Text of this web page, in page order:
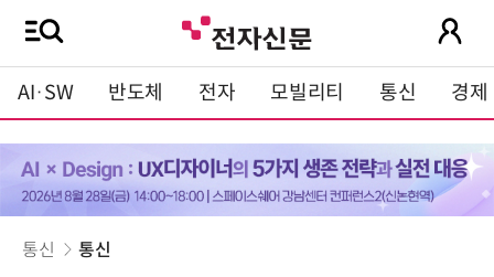
AI·SW 반도체 전자 모빌리티 통신 경제
통신 통신